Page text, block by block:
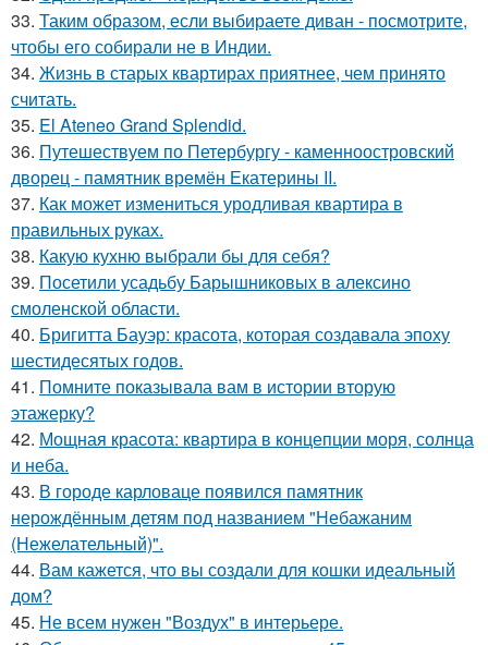
33. Таким образом, если выбираете диван - посмотрите,
чтобы его собирали не в Индии.
34. Жизнь в старых квартирах приятнее, чем принято
считать.
35. El Ateneo Grand Splendid.
36. Путешествуем по Петербургу - каменноостровский
дворец - памятник времён Екатерины II.
37. Как может измениться уродливая квартира в
правильных руках.
38. Какую кухню выбрали бы для себя?
39. Посетили усадьбу Барышниковых в алексино
смоленской области.
40. Бригитта Бауэр: красота, которая создавала эпоху
шестидесятых годов.
41. Помните показывала вам в истории вторую
этажерку?
42. Мощная красота: квартира в концепции моря, солнца
и неба.
43. В городе карловаце появился памятник
нерождённым детям под названием "Небажаним
(Нежелательный)".
44. Вам кажется, что вы создали для кошки идеальный
дом?
45. Не всем нужен "Воздух" в интерьере.